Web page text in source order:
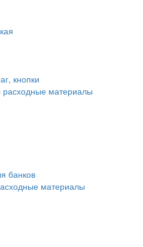
кнопки
расходные материалы
банков
материалы